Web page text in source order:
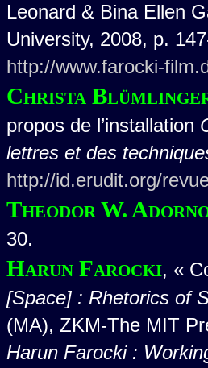
Leonard & Bina Ellen
University, 2008, p.
http://www.farocki-
Christa
propos de l’installation
lettres et des
http://id.erudit.org/
Theodor W.
30.
Harun Farocki, «
[Space] : Rhetorics of
(MA), ZKM-The MIT
Harun Farocki :